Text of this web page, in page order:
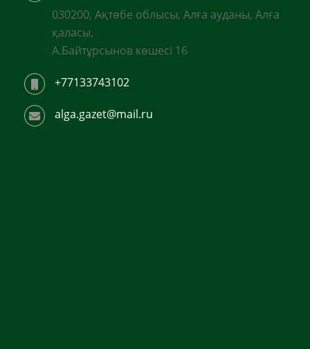
030200, Ақтөбе облысы, Алға ауданы, Алға
қаласы,
А.Байтұрсынов көшесі 16
+77133743102
alga.gazet@mail.ru